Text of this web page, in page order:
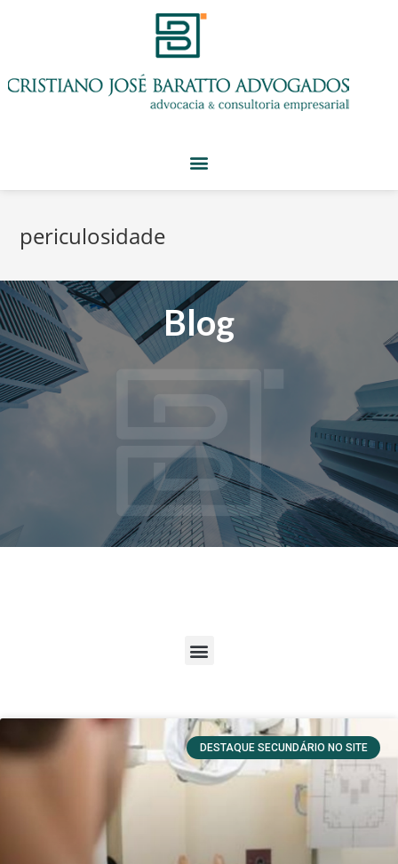
periculosidade
Blog
DESTAQUE SECUNDÁRIO NO SITE